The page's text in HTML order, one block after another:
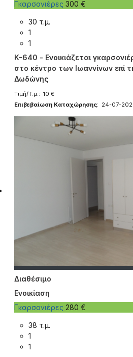
Γκαρσονιέρες 300 €
30 τ.μ.
1
1
K-640 - Ενοικιάζεται
στο κέντρο των Ιωαννίνων επί
Δωδώνης
Τιμή/Τ.μ.: 10 €
Επιβεβαίωση Καταχώρησης: 24-07-
Διαθέσιμο
Ενοικίαση
Γκαρσονιέρες 280 €
38 τ.μ.
1
1